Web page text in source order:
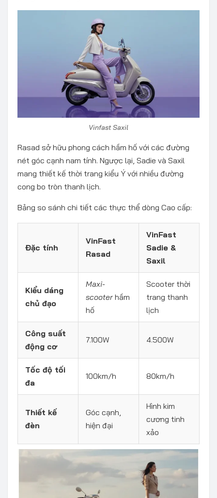
Vinfast Saxil
Rasad sở hữu phong cách hầm hố với các đường
nét góc cạnh nam tính. Ngược lại, Sadie và Saxil
mang thiết kế thời trang kiểu Ý với nhiều đường
cong bo tròn thanh lịch.
Bảng so sánh chi tiết các thực thể dòng Cao cấp:
Đặc tính
VinFast
Rasad
VinFast
Sadie &
Saxil
Kiểu dáng
chủ đạo
Maxi-
scooter hầm
hố
Scooter thời
trang thanh
lịch
Công suất
động cơ
7.100W 4.500W
Tốc độ tối
đa
100km/h 80km/h
Thiết kế
đèn
Góc cạnh,
hiện đại
Hình kim
cương tinh
xảo